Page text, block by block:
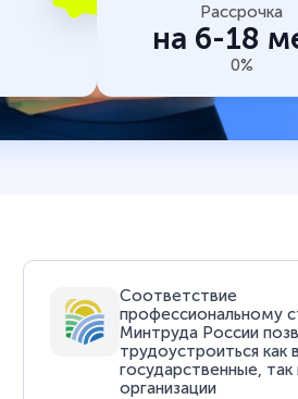
Рассрочка
на 6-18
0%
Соответствие
профессиональному
Минтруда России
трудоустроиться как в
государственные, так
организации